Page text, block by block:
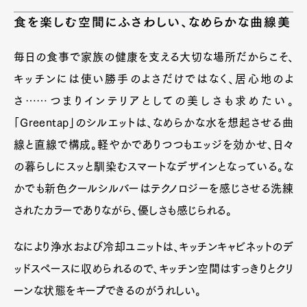
食を楽しむ空間にふさわしい、なめらかな曲線美
毎日の食事で家族の健康を支える大切な場所だからこそ、
キッチンには使い勝手のよさだけではなく、居心地のよ
さ……つまりインテリアとしての美しさも求めたい。
「Greentap」のシルエットは、なめらかな水を想起させる曲
線と直線で構成。軽やかでありつつもエッジを効かせ、日々
の暮らしにスッと馴染むスマートなデザインとなっている。な
かでも新色クールシルバーはテクノロジーを感じさせる洗練
されたカラーでありながら、優しさも感じられる。
なにより浄水および冷却ユニットは、キッチンキャビネットのデ
ッドスペースに収められるので、キッチン空間はすっきりとクリ
ーンな状態をキープできるのがうれしい。